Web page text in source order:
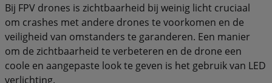
Bij FPV drones is zichtbaarheid bij weinig licht cruciaal
om crashes met andere drones te voorkomen en de
veiligheid van omstanders te garanderen. Een manier
om de zichtbaarheid te verbeteren en de drone een
coole en aangepaste look te geven is het gebruik van LED
verlichting.